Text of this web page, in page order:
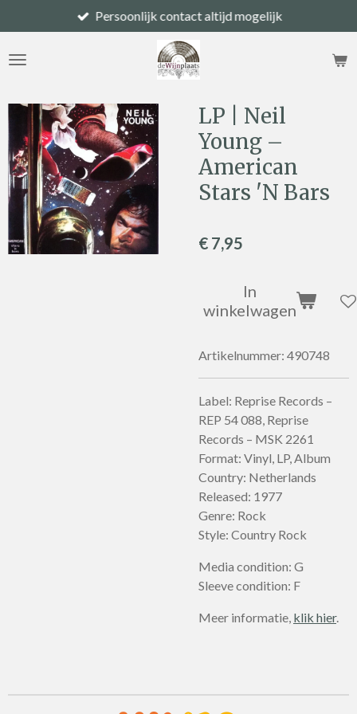
direct
naar
Persoonlijk contact altijd mogelijk
LP | Neil
Young –
American
Stars 'N Bars
€ 7,95
In
winkelwagen
Artikelnummer: 490748
Label: Reprise Records –
REP 54 088, Reprise
Records – MSK 2261
Format: Vinyl, LP, Album
Country: Netherlands
Released: 1977
Genre: Rock
Style: Country Rock
Media condition: G
Sleeve condition: F
Meer informatie, klik hier.